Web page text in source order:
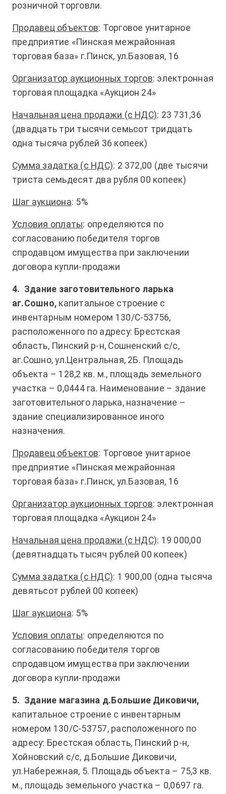
розничной торговли.
Продавец объектов: Торговое унитарное
предприятие «Пинская межрайонная
торговая база» г.Пинск, ул.Базовая, 16
Организатор аукционных торгов: электронная
торговая площадка «Аукцион 24»
Начальная цена продажи (с НДС): 23 731,36
(двадцать три тысячи семьсот тридцать
одна тысяча рублей 36 копеек)
Сумма задатка (с НДС): 2 372,00 (две тысячи
триста семьдесят два рубля 00 копеек)
Шаг аукциона: 5%
Условия оплаты: определяются по
согласованию победителя торгов
спродавцом имущества при заключении
договора купли-продажи
4. Здание заготовительного ларька
аг.Сошно, капитальное строение с
инвентарным номером 130/С-53756,
расположенного по адресу: Брестская
область, Пинский р-н, Сошненский с/с,
аг.Сошно, ул.Центральная, 2Б. Площадь
объекта – 128,2 кв. м., площадь земельного
участка – 0,0444 га. Наименование – здание
заготовительного ларька, назначение –
здание специализированное иного
назначения.
Продавец объектов: Торговое унитарное
предприятие «Пинская межрайонная
торговая база» г.Пинск, ул.Базовая, 16
Организатор аукционных торгов: электронная
торговая площадка «Аукцион 24»
Начальная цена продажи (с НДС): 19 000,00
(девятнадцать тысяч рублей 00 копеек)
Сумма задатка (с НДС): 1 900,00 (одна тысяча
девятьсот рублей 00 копеек)
Шаг аукциона: 5%
Условия оплаты: определяются по
согласованию победителя торгов
спродавцом имущества при заключении
договора купли-продажи
5. Здание магазина д.Большие Диковичи,
капитальное строение с инвентарным
номером 130/С-53757, расположенного по
адресу: Брестская область, Пинский р-н,
Хойновский с/с, д.Большие Диковичи,
ул.Набережная, 5. Площадь объекта – 75,3 кв.
м., площадь земельного участка – 0,0697 га.